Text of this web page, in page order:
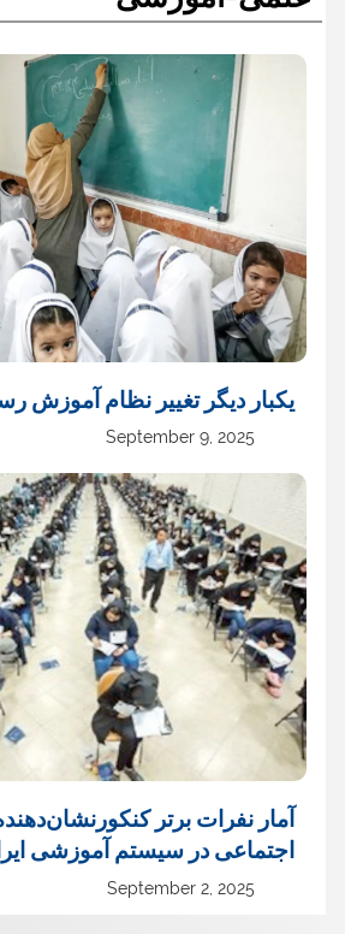
یک‏بار دیگر تغییر نظام آموزش
September 9, 2025
آمار نفرات برتر
اجتماعی در سیستم آموزشی
September 2, 2025